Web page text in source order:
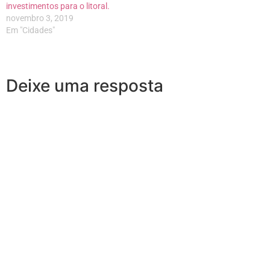
investimentos para o litoral.
novembro 3, 2019
Em "Cidades"
Deixe uma resposta